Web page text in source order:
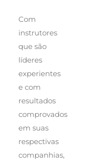
Com
instrutores
que são
líderes
experientes
e com
resultados
comprovados
em suas
respectivas
companhias,